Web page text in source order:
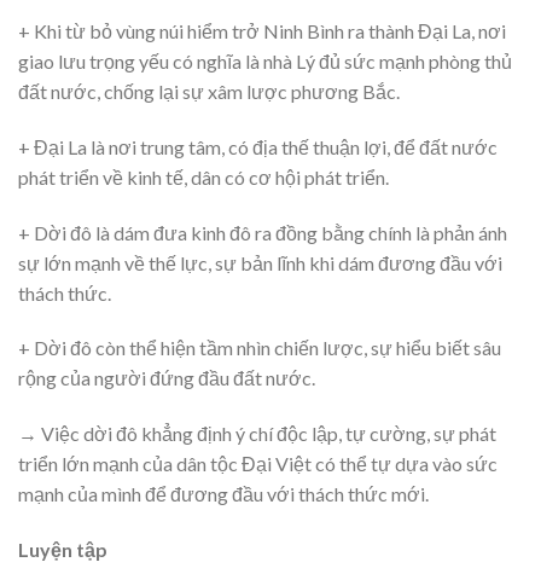
+ Khi từ bỏ vùng núi hiểm trở Ninh Bình ra thành Đại La, nơi
giao lưu trọng yếu có nghĩa là nhà Lý đủ sức mạnh phòng thủ
đất nước, chống lại sự xâm lược phương Bắc.
+ Đại La là nơi trung tâm, có địa thế thuận lợi, để đất nước
phát triển về kinh tế, dân có cơ hội phát triển.
+ Dời đô là dám đưa kinh đô ra đồng bằng chính là phản ánh
sự lớn mạnh về thế lực, sự bản lĩnh khi dám đương đầu với
thách thức.
+ Dời đô còn thể hiện tầm nhìn chiến lược, sự hiểu biết sâu
rộng của người đứng đầu đất nước.
→ Việc dời đô khẳng định ý chí độc lập, tự cường, sự phát
triển lớn mạnh của dân tộc Đại Việt có thể tự dựa vào sức
mạnh của mình để đương đầu với thách thức mới.
Luyện tập